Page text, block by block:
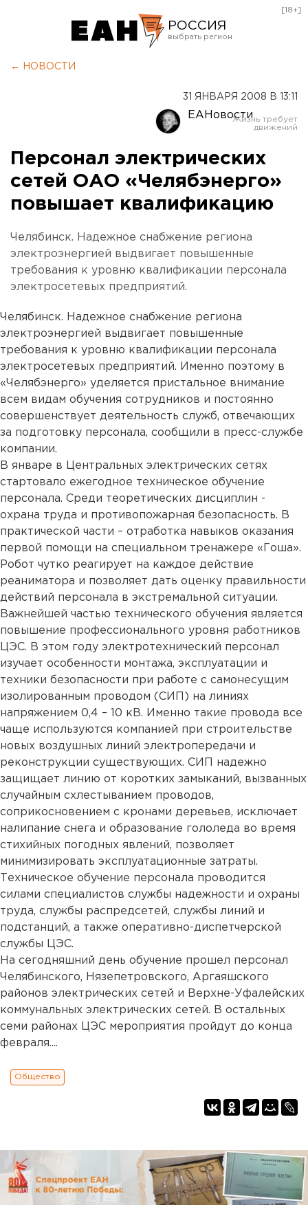
РОССИЯ
Оренбург
[18+]
← НОВОСТИ
31 ЯНВАРЯ 2008 В 13:11
ЕАНовости
Персонал электрических
сетей ОАО «Челябэнерго»
повышает квалификацию
Челябинск. Надежное снабжение региона
электроэнергией выдвигает повышенные
требования к уровню квалификации персонала
электросетевых предприятий.
Челябинск. Надежное снабжение региона
электроэнергией выдвигает повышенные
требования к уровню квалификации персонала
электросетевых предприятий. Именно поэтому в
«Челябэнерго» уделяется пристальное внимание
всем видам обучения сотрудников и постоянно
совершенствует деятельность служб, отвечающих
за подготовку персонала, сообщили в пресс-службе
компании.
В январе в Центральных электрических сетях
стартовало ежегодное техническое обучение
персонала. Среди теоретических дисциплин -
охрана труда и противопожарная безопасность. В
практической части – отработка навыков оказания
первой помощи на специальном тренажере «Гоша».
Робот чутко реагирует на каждое действие
реаниматора и позволяет дать оценку правильности
действий персонала в экстремальной ситуации.
Важнейшей частью технического обучения является
повышение профессионального уровня работников
ЦЭС. В этом году электротехнический персонал
изучает особенности монтажа, эксплуатации и
техники безопасности при работе с самонесущим
изолированным проводом (СИП) на линиях
напряжением 0,4 – 10 кВ. Именно такие провода все
чаще используются компанией при строительстве
новых воздушных линий электропередачи и
реконструкции существующих. СИП надежно
защищает линию от коротких замыканий, вызванных
случайным схлестыванием проводов,
соприкосновением с кронами деревьев, исключает
налипание снега и образование гололеда во время
стихийных погодных явлений, позволяет
минимизировать эксплуатационные затраты.
Техническое обучение персонала проводится
силами специалистов службы надежности и охраны
труда, службы распредсетей, службы линий и
подстанций, а также оперативно-диспетчерской
службы ЦЭС.
На сегодняшний день обучение прошел персонал
Челябинского, Нязепетровского, Аргаяшского
районов электрических сетей и Верхне-Уфалейских
коммунальных электрических сетей. В остальных
семи районах ЦЭС мероприятия пройдут до конца
февраля....
Общество